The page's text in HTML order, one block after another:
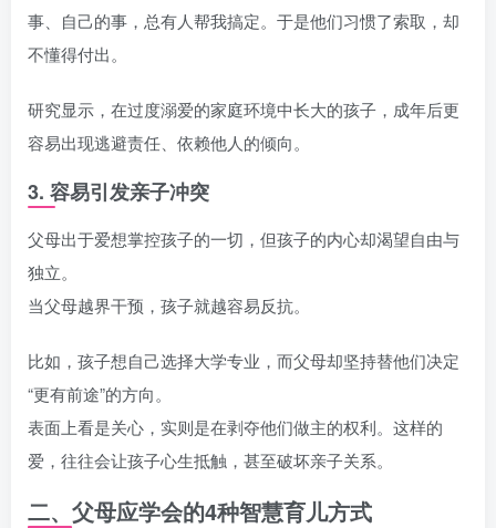
事、自己的事，总有人帮我搞定。于是他们习惯了索取，却
不懂得付出。
研究显示，在过度溺爱的家庭环境中长大的孩子，成年后更
容易出现逃避责任、依赖他人的倾向。
3. 容易引发亲子冲突
父母出于爱想掌控孩子的一切，但孩子的内心却渴望自由与
独立。
当父母越界干预，孩子就越容易反抗。
比如，孩子想自己选择大学专业，而父母却坚持替他们决定
“更有前途”的方向。
表面上看是关心，实则是在剥夺他们做主的权利。这样的
爱，往往会让孩子心生抵触，甚至破坏亲子关系。
二、父母应学会的4种智慧育儿方式